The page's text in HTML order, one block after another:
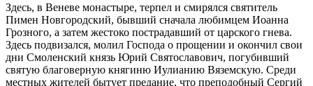
Здесь, в Веневе монастыре, терпел и смирялся святитель
Пимен Новгородский, бывший сначала любимцем Иоанна
Грозного, а затем жестоко пострадавший от царского гнева.
Здесь подвизался, молил Господа о прощении и окончил свои
дни Смоленский князь Юрий Святославович, погубивший
святую благоверную княгиню Иулианию Вяземскую. Среди
местных жителей бытует предание, что преподобный Сергий